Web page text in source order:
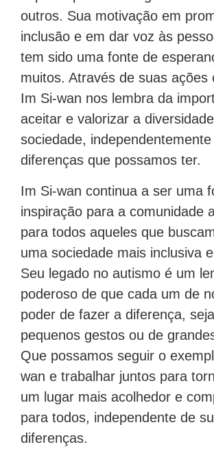
outros. Sua motivação em
inclusão e em dar voz às
tem sido uma fonte de
muitos. Através de suas ações
Im Si-wan nos lembra da
aceitar e valorizar a
sociedade,
diferenças que possamos ter.
Im Si-wan continua a ser uma
inspiração para a comunidade
para todos aqueles que
uma sociedade mais inclusiva
Seu legado no autismo é um
poderoso de que cada um de
poder de fazer a diferença,
pequenos gestos ou de
Que possamos seguir o
wan e trabalhar juntos para
um lugar mais acolhedor e
para todos, independente de
diferenças.